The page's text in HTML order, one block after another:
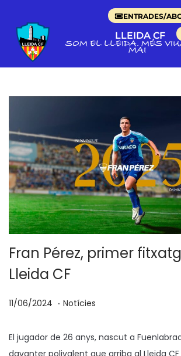
ENTRADES/
LLEIDA CF
SOM EL LLEIDA. MÉS
MAI
Fran Pérez, primer
Lleida CF
p
s
a
11/06/2024
/
0
. P
b
l
Notícies
El jugador de 26 anys, nascut a